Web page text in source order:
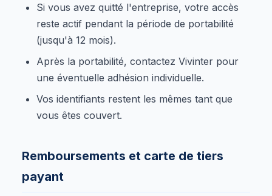
Si vous avez quitté l'entreprise, votre accès
reste actif pendant la période de portabilité
(jusqu'à 12 mois).
Après la portabilité, contactez Vivinter pour
une éventuelle adhésion individuelle.
Vos identifiants restent les mêmes tant que
vous êtes couvert.
Remboursements et carte de tiers
payant